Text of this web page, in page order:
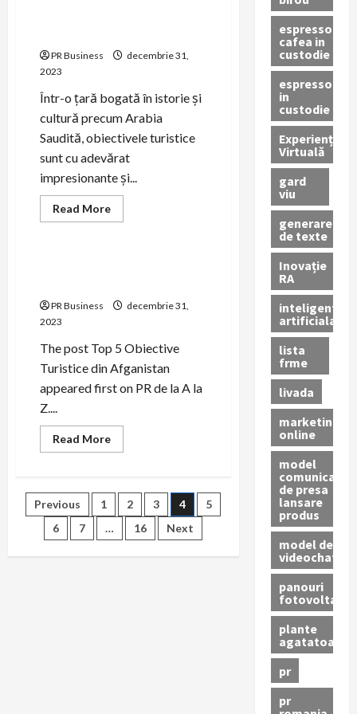
PR Business
decembrie 31,
2023
Într-o țară bogată în istorie și
cultură precum Arabia
Saudită, obiectivele turistice
sunt cu adevărat
impresionante și...
Read MoreRead
more
Saudita
COMUNICAT
PR Business
decembrie 31,
2023
The post Top 5 Obiective
Turistice din Afganistan
appeared first on PR de la A la
Z....
Read MoreRead
more
Obiective
Turistice
din
Afganistan
Paginație
articole
Previous 1 2 3 4
5
6
7 … 16 Next
espressor
cafea in
custodie
espressor
in
custodie
Experiență
Virtuală
gard
viu
generare
de texte
Inovație
RA
inteligenta
artificiala
lista
frme
livada
marketing
online
model
comunicat
de presa
lansare
produs
model de
videochat
panouri
fotovoltaice
plante
agatatoare
pr
pr